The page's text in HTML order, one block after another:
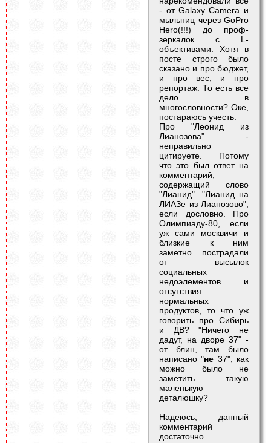
- от Galaxy Camera и
мыльниц через GoPro
Hero(!!!) до проф-
зеркалок с L-
объективами. Хотя в
посте строго было
сказано и про бюджет,
и про вес, и про
репортаж. То есть все
дело в
многословности? Оке,
постараюсь учесть.
Про "Леонид из
Лианозова" -
неправильно
цитируете. Потому
что это был ответ на
комментарий,
содержащий слово
"Лианид". "Лианид на
ЛИАЗе из Лианозово",
если дословно. Про
Олимпиаду-80, если
уж сами москвичи и
близкие к ним
заметно пострадали
от высылок
социальных
недоэлементов и
отсутствия
нормальных
продуктов, то что уж
говорить про Сибирь
и ДВ? "Ничего не
дадут, на дворе 37" -
от блин, там было
написано "не 37", как
можно было не
заметить такую
маленькую
деталюшку?
Надеюсь, данный
комментарий
достаточно